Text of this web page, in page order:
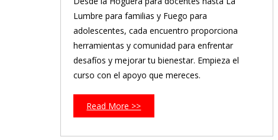
Lumbre para familias y Fuego para
adolescentes, cada encuentro proporciona
herramientas y comunidad para enfrentar
desafíos y mejorar tu bienestar. Empieza el
curso con el apoyo que mereces.
Read More >>